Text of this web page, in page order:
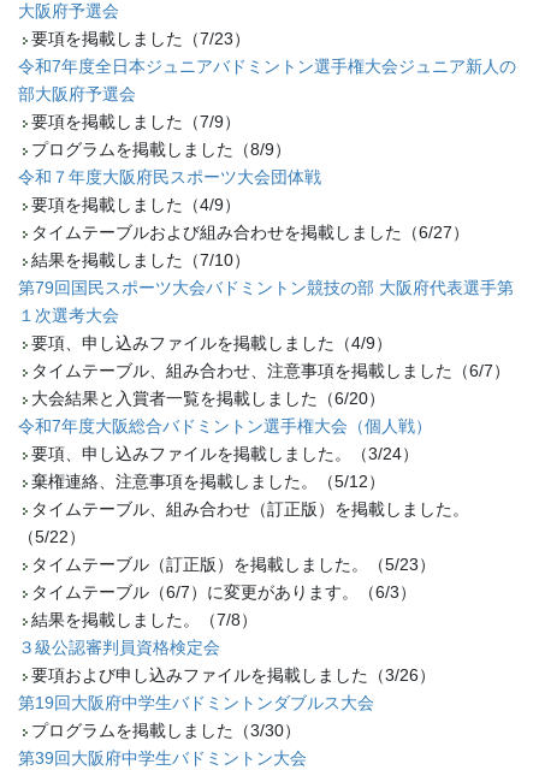
大阪府予選会
要項を掲載しました（7/23）
令和7年度全日本ジュニアバドミントン選手権大会ジュニア新人の
部大阪府予選会
要項を掲載しました（7/9）
プログラムを掲載しました（8/9）
令和７年度大阪府民スポーツ大会団体戦
要項を掲載しました（4/9）
タイムテーブルおよび組み合わせを掲載しました（6/27）
結果を掲載しました（7/10）
第79回国民スポーツ大会バドミントン競技の部 大阪府代表選手第
１次選考大会
要項、申し込みファイルを掲載しました（4/9）
タイムテーブル、組み合わせ、注意事項を掲載しました（6/7）
大会結果と入賞者一覧を掲載しました（6/20）
令和7年度大阪総合バドミントン選手権大会（個人戦）
要項、申し込みファイルを掲載しました。（3/24）
棄権連絡、注意事項を掲載しました。（5/12）
タイムテーブル、組み合わせ（訂正版）を掲載しました。
（5/22）
タイムテーブル（訂正版）を掲載しました。（5/23）
タイムテーブル（6/7）に変更があります。（6/3）
結果を掲載しました。（7/8）
３級公認審判員資格検定会
要項および申し込みファイルを掲載しました（3/26）
第19回大阪府中学生バドミントンダブルス大会
プログラムを掲載しました（3/30）
第39回大阪府中学生バドミントン大会